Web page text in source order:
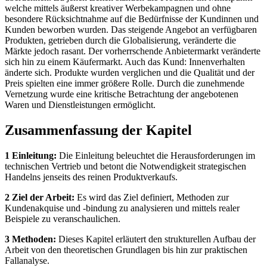
welche mittels äußerst kreativer Werbekampagnen und ohne
besondere Rücksichtnahme auf die Bedürfnisse der Kundinnen und
Kunden beworben wurden. Das steigende Angebot an verfügbaren
Produkten, getrieben durch die Globalisierung, veränderte die
Märkte jedoch rasant. Der vorherrschende Anbietermarkt veränderte
sich hin zu einem Käufermarkt. Auch das Kund: Innenverhalten
änderte sich. Produkte wurden verglichen und die Qualität und der
Preis spielten eine immer größere Rolle. Durch die zunehmende
Vernetzung wurde eine kritische Betrachtung der angebotenen
Waren und Dienstleistungen ermöglicht.
Zusammenfassung der Kapitel
1 Einleitung: Die Einleitung beleuchtet die Herausforderungen im
technischen Vertrieb und betont die Notwendigkeit strategischen
Handelns jenseits des reinen Produktverkaufs.
2 Ziel der Arbeit: Es wird das Ziel definiert, Methoden zur
Kundenakquise und -bindung zu analysieren und mittels realer
Beispiele zu veranschaulichen.
3 Methoden: Dieses Kapitel erläutert den strukturellen Aufbau der
Arbeit von den theoretischen Grundlagen bis hin zur praktischen
Fallanalyse.